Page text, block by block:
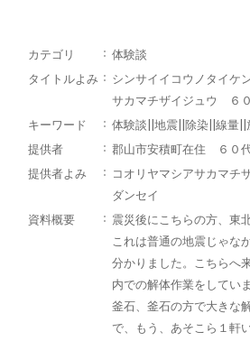
カテゴリ
体験談
タイトルよみ
シンサイイコウノタイケ
サカマチザイジュウ ６
キーワード
体験談||地震||除染||線量||
提供者
郡山市安積町在住 ６０
提供者よみ
コオリヤマシアサカマ
ダンセイ
資料概要
震災後にこちらの方、東
これは普通の地震じゃな
分かりました。こちらへ
内での解体作業をしてい
釜石、釜石の方で大きな
で、もう、あそこら１軒